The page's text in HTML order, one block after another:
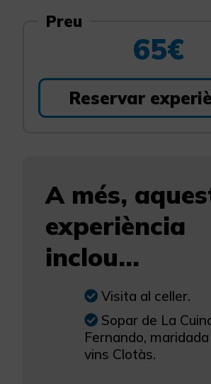
Preu
65€
Reservar
A més,
experiència
inclou...
Visita al celler.
Sopar de La
Fernando,
vins Clotàs.